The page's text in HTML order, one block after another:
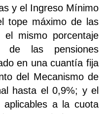
y el Ingreso Mínimo
tope máximo de las
el mismo porcentaje
de las pensiones
en una cuantía fija
del Mecanismo de
hasta el 0,9%; y el
a la cuota